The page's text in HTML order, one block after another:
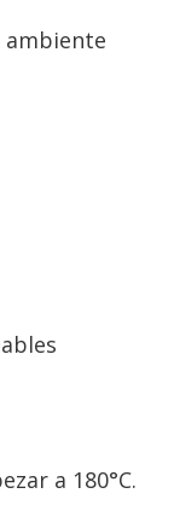
a 180°C.